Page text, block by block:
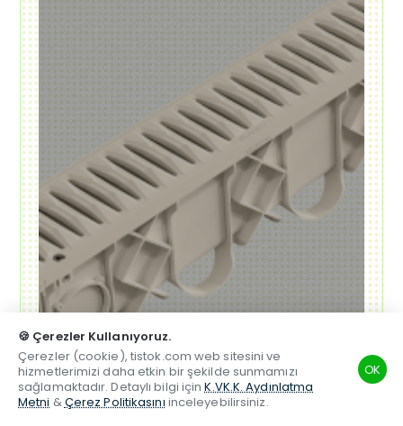
TSM Hesabım Whatsapp Telefon Beğenilen
🍪 Çerezler Kullanıyoruz.
Çerezler (cookie), tistok.com web sitesini ve
hizmetlerimizi daha etkin bir şekilde sunmamızı
sağlamaktadır. Detaylı bilgi içinK.VK.K. Aydınlatma
Metni &Çerez Politikasını inceleyebilirsiniz.
OK